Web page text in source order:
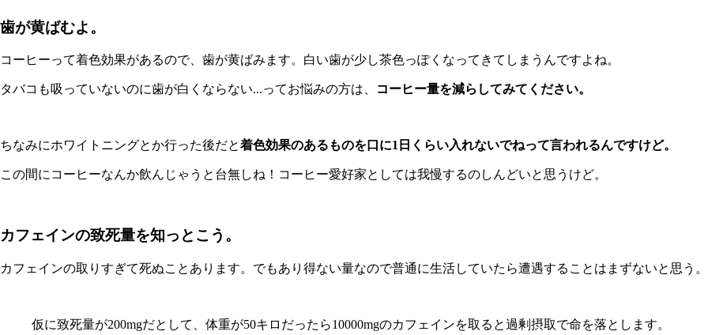
歯が黄ばむよ。
コーヒーって着色効果があるので、歯が黄ばみます。白い歯が少し茶色っぽくなってきてしまうんですよね。
タバコも吸っていないのに歯が白くならない...ってお悩みの方は、 コーヒー量を減らしてみてください。
ちなみにホワイトニングとか行った後だと着色効果のあるものを口に1日くらい入れないでねって言われるんですけど。
この間にコーヒーなんか飲んじゃうと台無しね！コーヒー愛好家としては我慢するのしんどいと思うけど。
カフェインの致死量を知っとこう。
カフェインの取りすぎて死ぬことあります。でもあり得ない量なので普通に生活していたら遭遇することはまずないと思う。
仮に致死量が200mgだとして、体重が50キロだったら10000mgのカフェインを取ると過剰摂取で命を落とします。